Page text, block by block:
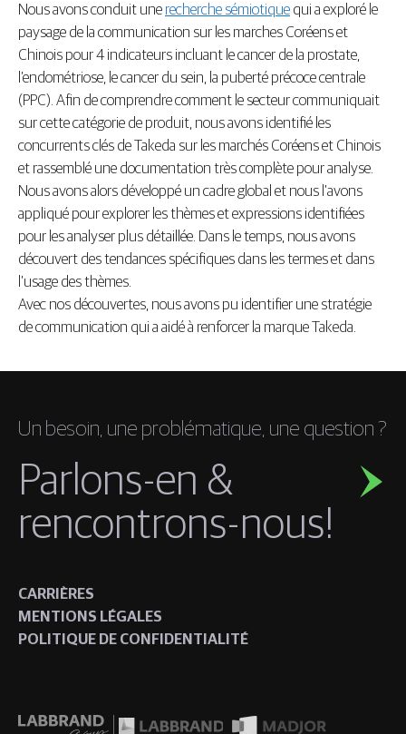
Nous avons conduit une recherche sémiotique qui a exploré le
paysage de la communication sur les marches Coréens et
Chinois pour 4 indicateurs incluant le cancer de la prostate,
l’endométriose, le cancer du sein, la puberté précoce centrale
(PPC). Afin de comprendre comment le secteur communiquait
sur cette catégorie de produit, nous avons identifié les
concurrents clés de Takeda sur les marchés Coréens et Chinois
et rassemblé une documentation très complète pour analyse.
Nous avons alors développé un cadre global et nous l’avons
appliqué pour explorer les thèmes et expressions identifiées
pour les analyser plus détaillée. Dans le temps, nous avons
découvert des tendances spécifiques dans les termes et dans
l’usage des thèmes.
Avec nos découvertes, nous avons pu identifier une stratégie
de communication qui a aidé à renforcer la marque Takeda.
Un besoin, une problématique, une question ?
Parlons-en &
rencontrons-nous!
CARRIÈRES
MENTIONS LÉGALES
POLITIQUE DE CONFIDENTIALITÉ